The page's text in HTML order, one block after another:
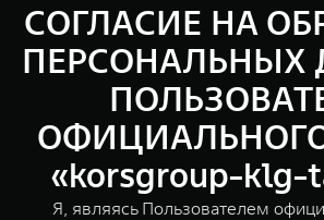
Модели
Покупателям
ВЫБОР АВТОМОБИЛЯ
Спецпредложения
Владельцам
ГАРАНТИЯ И ПОДДЕРЖКА
Гарантия
Помощь на дороге
О дилере
ИНФОРМАЦИЯ
О нас
СОГЛАСИЕ НА
ПЕРСОНАЛЬНЫХ
«korsgroup-klg-
Я, являясь Пользователем